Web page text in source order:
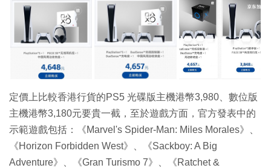
定價上比較香港行貨的PS5 光碟版主機港幣3,980、數位版
主機港幣3,180元要貴一截，至於遊戲方面，官方發表中的
示範遊戲包括：《Marvel's Spider-Man: Miles Morales》、
《Horizon Forbidden West》、《Sackboy: A Big
Adventure》、《Gran Turismo 7》、《Ratchet &